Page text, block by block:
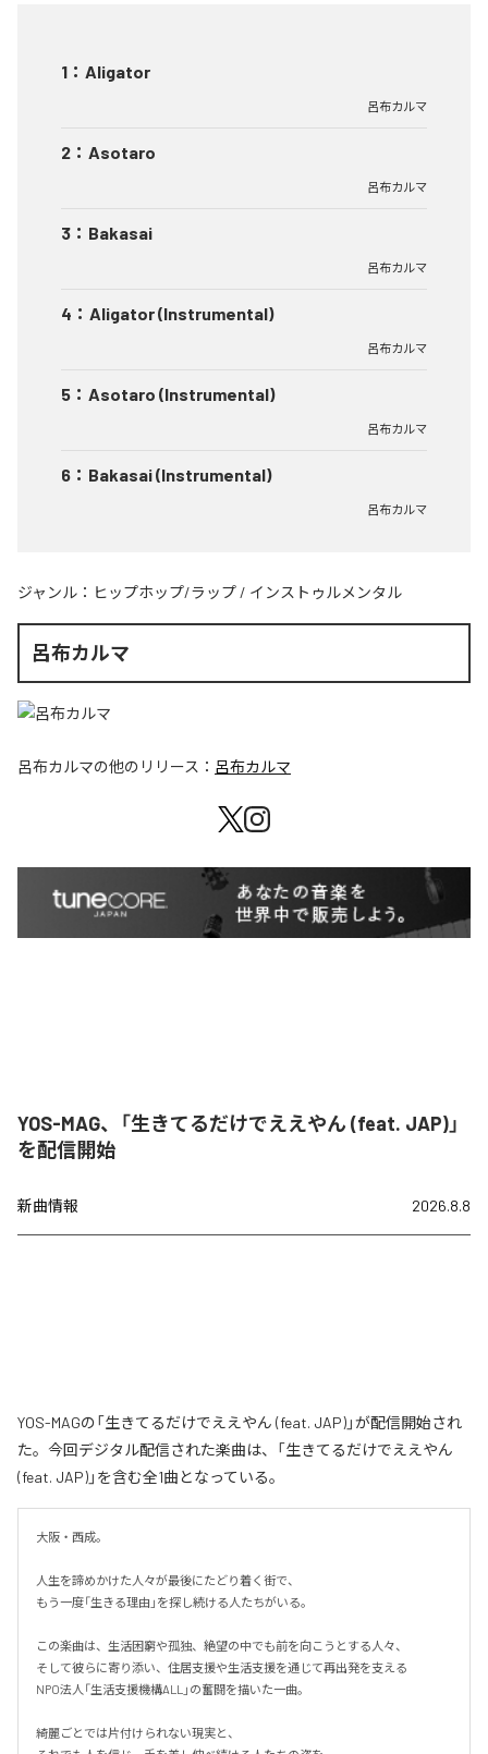
1 ： Aligator
呂布カルマ
2 ： Asotaro
呂布カルマ
3 ： Bakasai
呂布カルマ
4 ： Aligator (Instrumental)
呂布カルマ
5 ： Asotaro (Instrumental)
呂布カルマ
6 ： Bakasai (Instrumental)
呂布カルマ
ジャンル： ヒップホップ/ラップ / インストゥルメンタル
呂布カルマ
呂布カルマの他のリリース： 呂布カルマ
YOS-MAG、「生きてるだけでええやん (feat. JAP)」
を配信開始
新曲情報 2026.8.8
YOS-MAGの「生きてるだけでええやん (feat. JAP)」が配信開始され
た。今回デジタル配信された楽曲は、「生きてるだけでええやん
(feat. JAP)」を含む全1曲となっている。
大阪・西成。
人生を諦めかけた人々が最後にたどり着く街で、
もう一度「生きる理由」を探し続ける人たちがいる。
この楽曲は、生活困窮や孤独、絶望の中でも前を向こうとする人々、
そして彼らに寄り添い、住居支援や生活支援を通じて再出発を支える
NPO法人「生活支援機構ALL」の奮闘を描いた一曲。
綺麗ごとでは片付けられない現実と、